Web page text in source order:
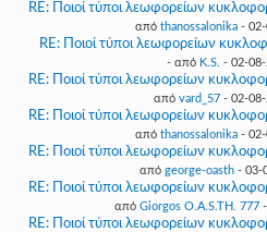
RE: Ποιοί τύποι λεωφορείων
από thanossalonika -
RE: Ποιοί τύποι λεωφορείων
- από K.S. - 02-
RE: Ποιοί τύποι λεωφορείων
από vard_57- 02-08-
RE: Ποιοί τύποι λεωφορείων
από thanossalonika -
RE: Ποιοί τύποι λεωφορείων
από george-oasth- 03-
RE: Ποιοί τύποι λεωφορείων
από Giorgos O.A.S.TH. 777-
RE: Ποιοί τύποι λεωφορείων